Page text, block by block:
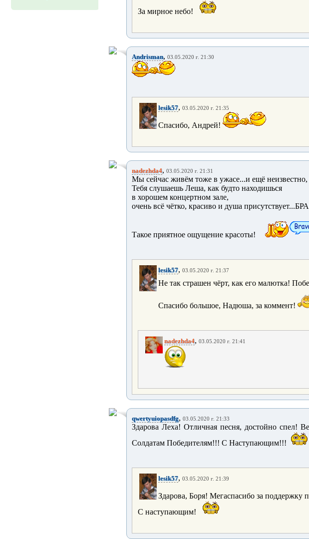
За мирное небо!
Andrisman, 03.05.2020 г. 21:30
lesik57, 03.05.2020 г. 21:35
Спасибо, Андрей!
nadezhda4, 03.05.2020 г. 21:31
Мы сейчас живём тоже в ужасе...и ещё
Тебя слушаешь Леша, как будто находишься
в хорошем концертном зале,
очень всё чётко, красиво и душа
Такое приятное ощущение красоты!
lesik57, 03.05.2020 г. 21:37
Не так страшен чёрт, как его малютка!
Спасибо большое, Надюша, за коммент!
nadezhda4, 03.05.2020 г. 21:41
qwertyuiopasdfg, 03.05.2020 г. 21:33
Здарова Леха! Отличная песня, достойно
Солдатам Победителям!!! С Наступающим!!!
lesik57, 03.05.2020 г. 21:39
Здарова, Боря! Мегаспасибо за поддержку
С наступающим!